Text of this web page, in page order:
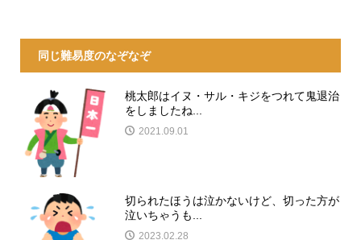
同じ難易度のなぞなぞ
桃太郎はイヌ・サル・キジをつれて鬼退治
をしましたね...
2021.09.01
切られたほうは泣かないけど、切った方が
泣いちゃうも...
2023.02.28